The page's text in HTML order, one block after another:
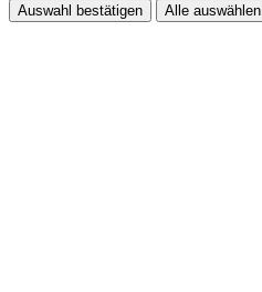
Auswahl bestätigen Alle auswählen